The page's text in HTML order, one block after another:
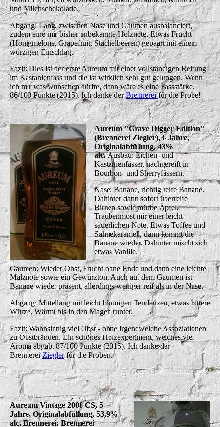
und Milchschokolade.
Abgang: Lang, zwischen Nase und Gaumen ausbalanciert,
zudem eine mir bisher unbekannte Holznote. Etwas Frucht
(Honigmelone, Grapefruit, Stachelbeeren) gepaart mit einem
würzigen Einschlag.
Fazit: Dies ist der erste Aureum mit einer vollständigen Reifung
im Kastanienfass und die ist wirklich sehr gut gelungen. Wenn
ich mir was wünschen dürfte, dann wäre es eine Fassstärke.
86/100 Punkte (2015). Ich danke derBrennereifür die Probe!
Aureum "Grave Digger Edition"
(Brennerei Ziegler), 6 Jahre,
Originalabfüllung, 43%
alc.Ausbau: Eichen- und
Kastanienfässer, nachgereift in
Bourbon- und Sherryfässern.
Nase: Banane, richtig reife Banane.
Dahinter dann sofort überreife
Birnen sowie mürbe Äpfel,
Traubenmost mir einer leicht
säuerlichen Note. Etwas Toffee und
Sahnekaramell, dann kommt die
Banane wieder. Dahinter mischt sich
etwas Vanille.
Gaumen: Wieder Obst, Frucht ohne Ende und dann eine leichte
Malznote sowie ein Gewürzton. Auch auf dem Gaumen ist
Banane wieder präsent, allerdings weniger reif als in der Nase.
Abgang: Mittellang mit leicht blumigen Tendenzen, etwas bittere
Würze. Wärmt bis in den Magen runter.
Fazit: Wahnsinnig viel Obst - ohne irgendwelche Assoziationen
zu Obstbränden. Ein schönes Holzexperiment, welches viel
Aroma abgab. 87/100 Punkte (2015). Ich danke der
Brennerei Zieglerfür die Proben.
Aureum Vintage 2008 CS, 5
Jahre, Originalabfüllung, 53,9%
alc. Brennerei: Brennerei